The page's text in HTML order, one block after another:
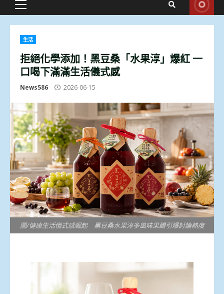
Primary
生活
拒絕化學添加！黑豆桑「水果淳」爆紅 一
口喝下滿滿生活儀式感
News586 2026-06-15
圖/健康生活儀式感崛起 黑豆桑水果淳多風味果醋引爆討論熱度